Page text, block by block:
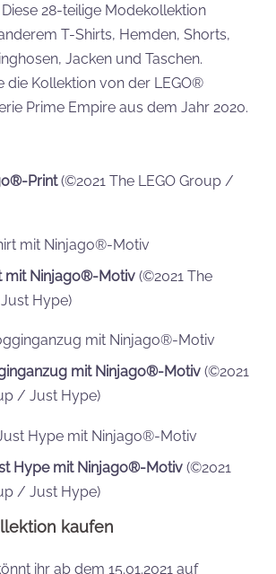
28-teilige Modekollektion
T-Shirts, Hemden, Shorts,
Jacken und Taschen.
die Kollektion von der LEGO®
Prime Empire aus dem Jahr 2020.
Print(©2021 The LEGO Group /
mit Ninjago®-Motiv (©2021 The
Hype)
mit Ninjago®-Motiv (©2021
/ Just Hype)
Hype mit Ninjago®-Motiv (©2021
/ Just Hype)
kaufen
ihr ab dem 15.01.2021 auf